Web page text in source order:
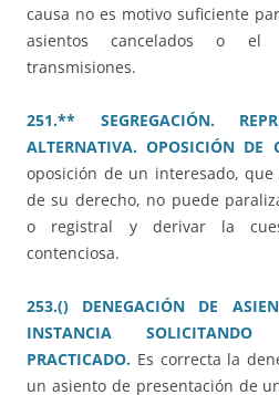
causa no es motivo suficiente
asientos cancelados o el
transmisiones.
251.** SEGREGACIÓN.
ALTERNATIVA. OPOSICIÓN DE
oposición de un interesado,
de su derecho, no puede
o registral y derivar la
contenciosa.
253.() DENEGACIÓN DE
INSTANCIA SOLICITANDO
PRACTICADO. Es correcta la
un asiento de presentación de